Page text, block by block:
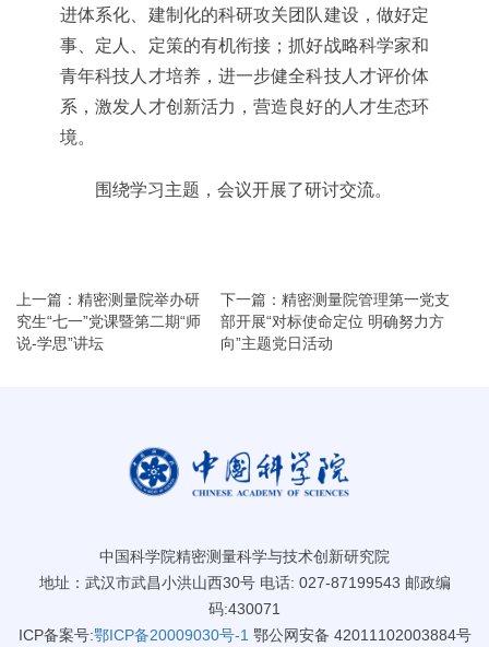
进体系化、建制化的科研攻关团队建设，做好定
事、定人、定策的有机衔接；抓好战略科学家和
青年科技人才培养，进一步健全科技人才评价体
系，激发人才创新活力，营造良好的人才生态环
境。
围绕学习主题，会议开展了研讨交流。
上一篇：精密测量院举办研
究生“七一”党课暨第二期“师
说-学思”讲坛
下一篇：精密测量院管理第一党支
部开展“对标使命定位 明确努力方
向”主题党日活动
中国科学院精密测量科学与技术创新研究院
地址：武汉市武昌小洪山西30号 电话: 027-87199543 邮政编
码:430071
ICP备案号:鄂ICP备20009030号-1 鄂公网安备 42011102003884号